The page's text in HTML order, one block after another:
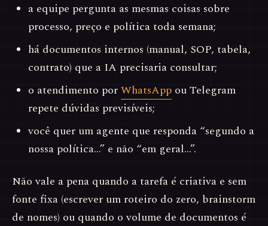
a equipe pergunta as mesmas coisas sobre
processo, preço e política toda semana;
há documentos internos (manual, SOP, tabela,
contrato) que a IA precisaria consultar;
o atendimento porWhatsApp ou Telegram
repete dúvidas previsíveis;
você quer um agente que responda “segundo a
nossa política…” e não “em geral…”.
Não vale a pena quando a tarefa é criativa e sem
fonte fixa (escrever um roteiro do zero, brainstorm
de nomes) ou quando o volume de documentos é